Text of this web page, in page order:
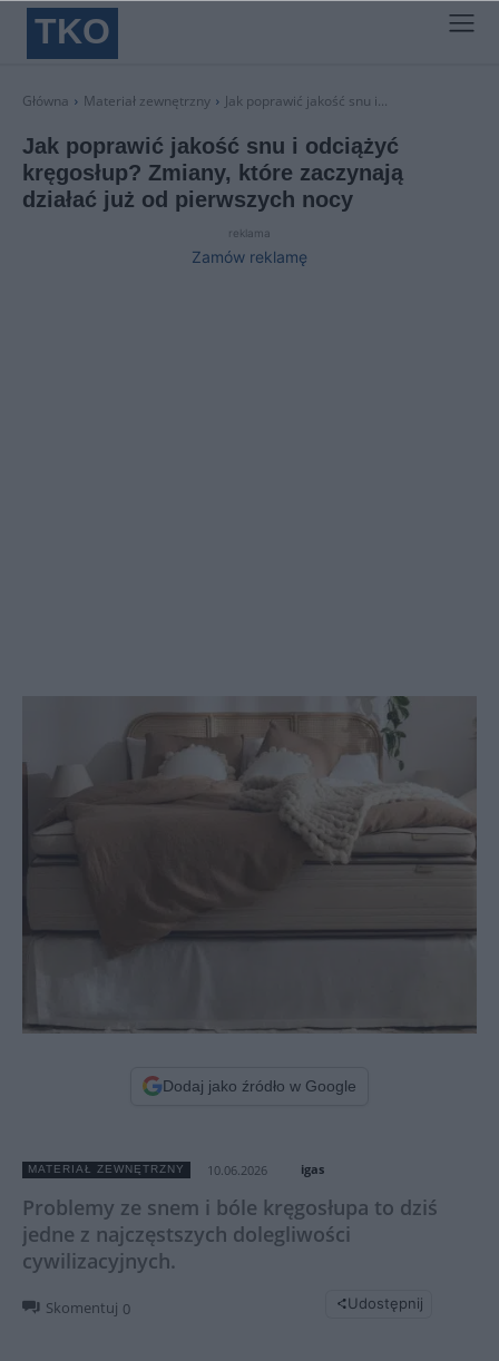
TKO
Główna Materiał zewnętrzny Jak poprawić jakość snu i...
Jak poprawić jakość snu i odciążyć
kręgosłup? Zmiany, które zaczynają
działać już od pierwszych nocy
reklama
Zamów reklamę
Dodaj jako źródło w Google
MATERIAŁ ZEWNĘTRZNY 10.06.2026 igas
Problemy ze snem i bóle kręgosłupa to dziś
jedne z najczęstszych dolegliwości
cywilizacyjnych.
Skomentuj 0 Udostępnij